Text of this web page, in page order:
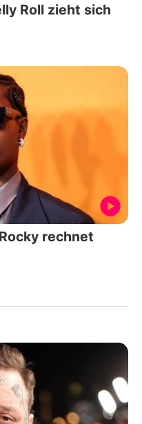
Roll zieht sich
rechnet